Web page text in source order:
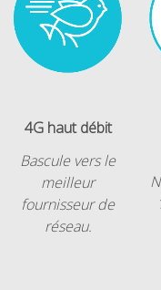
4G haut débit
Bascule vers le
meilleur
fournisseur de
réseau.